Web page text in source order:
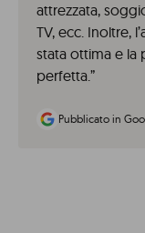
attrezzata,
TV, ecc. Inoltre,
stata ottima e la
perfetta.”
Pubblicato in